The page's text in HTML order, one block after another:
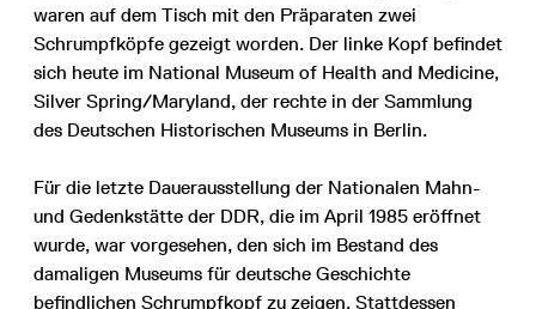
waren auf dem Tisch mit den Präparaten zwei
Schrumpfköpfe gezeigt worden. Der linke Kopf befindet
sich heute im National Museum of Health and Medicine,
Silver Spring/Maryland, der rechte in der Sammlung
des Deutschen Historischen Museums in Berlin.
Für die letzte Dauerausstellung der Nationalen Mahn-
und Gedenkstätte der DDR, die im April 1985 eröffnet
wurde, war vorgesehen, den sich im Bestand des
damaligen Museums für deutsche Geschichte
befindlichen Schrumpfkopf zu zeigen. Stattdessen